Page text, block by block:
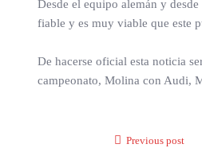
Desde el equipo alemán y
fiable y es muy viable que este
De hacerse oficial esta noticia
campeonato, Molina con Audi,
Previous post